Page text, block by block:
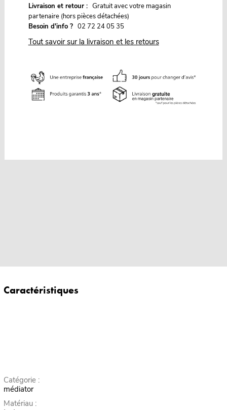
Livraison et retour : Gratuit avec votre magasin
partenaire (hors pièces détachées)
Besoin d'info ? 02 72 24 05 35
Tout savoir sur la livraison et les retours
Caractéristiques
Catégorie :
médiator
Matériau :